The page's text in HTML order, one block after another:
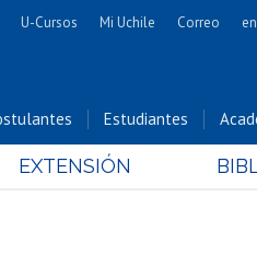
y Matemáticas
Cs.
Farmacéuticas
U-Cursos Mi Uchile Correo en
Estudiantes
EXTENSIÓN